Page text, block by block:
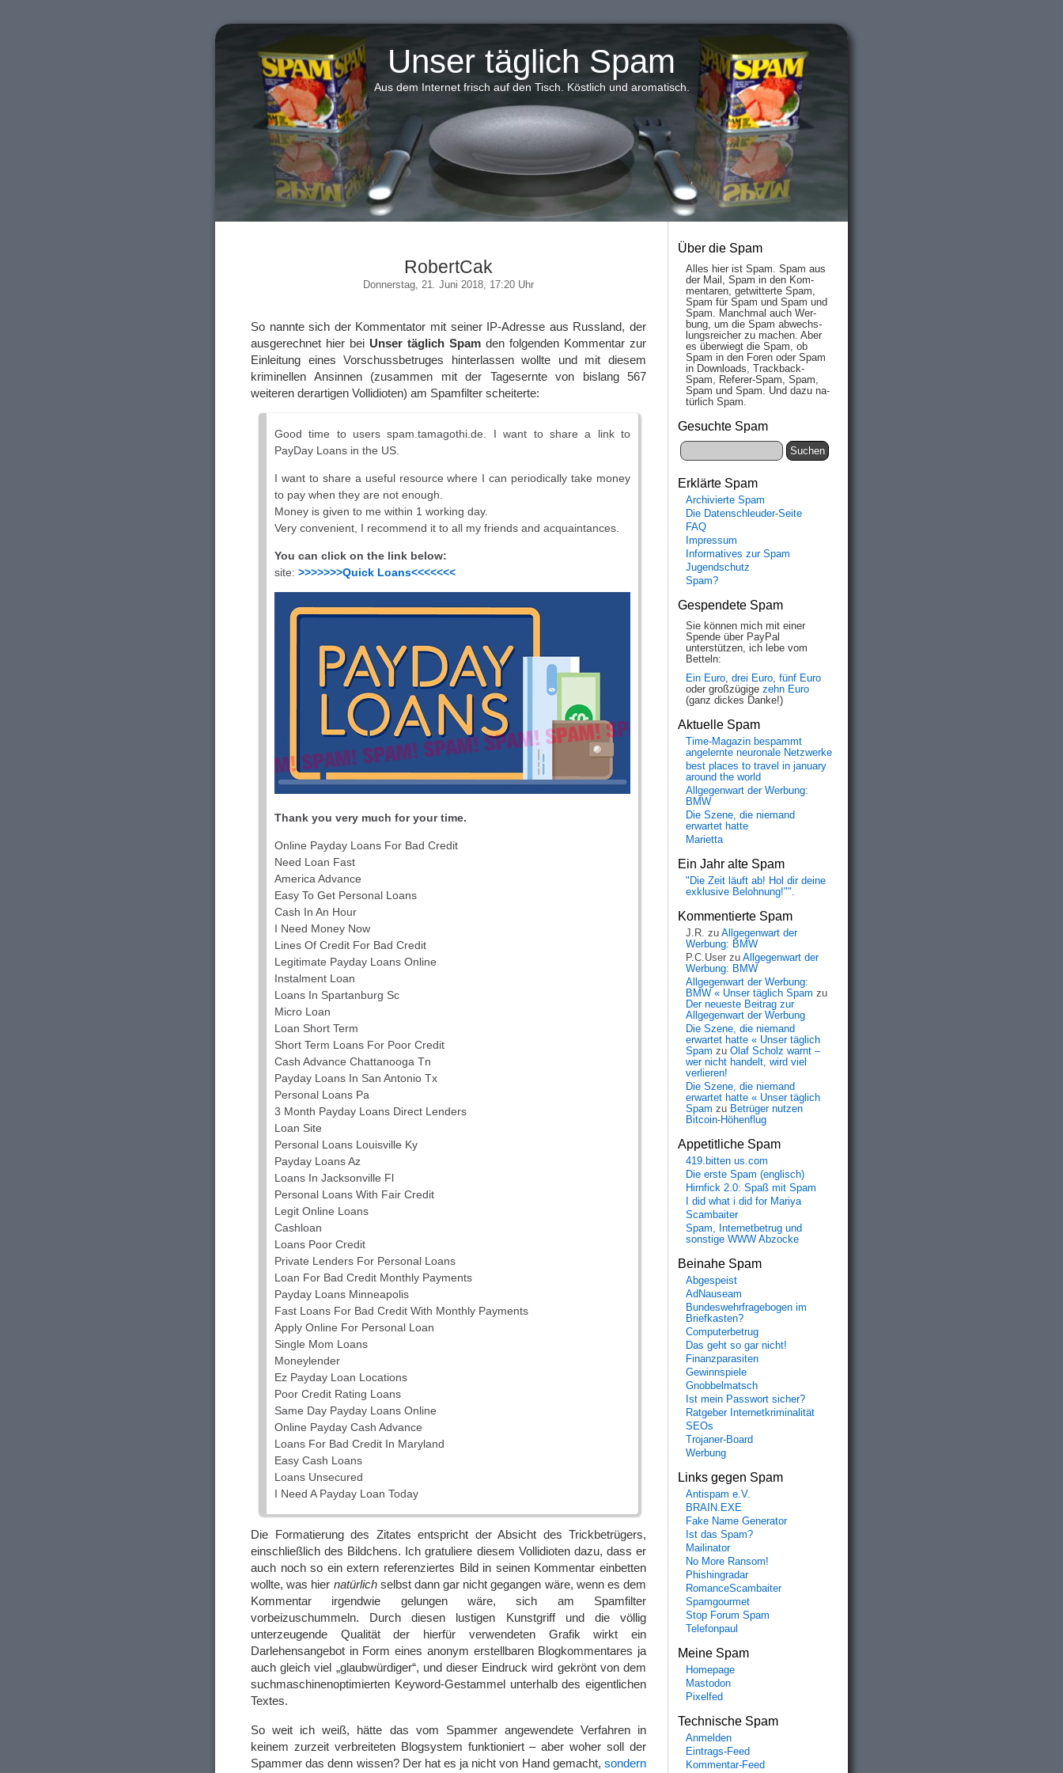
Unser täglich Spam
Aus dem Internet frisch auf den Tisch. Köstlich und aromatisch.
RobertCak
Donnerstag, 21. Juni 2018, 17:20 Uhr
So nannte sich der Kommentator mit seiner IP-Adresse aus Russland, der
ausgerechnet hier bei Unser täglich Spam den folgenden Kommentar zur
Einleitung eines Vorschussbetruges hinterlassen wollte und mit diesem
kriminellen Ansinnen (zusammen mit der Tagesernte von bislang 567
weiteren derartigen Vollidioten) am Spamfilter scheiterte:
Good time to users spam.tamagothi.de. I want to share a link to
PayDay Loans in the US.
I want to share a useful resource where I can periodically take money
to pay when they are not enough.
Money is given to me within 1 working day.
Very convenient, I recommend it to all my friends and acquaintances.
You can click on the link below:
site: >>>>>>>Quick Loans<<<<<<<
Thank you very much for your time.
Online Payday Loans For Bad Credit
Need Loan Fast
America Advance
Easy To Get Personal Loans
Cash In An Hour
I Need Money Now
Lines Of Credit For Bad Credit
Legitimate Payday Loans Online
Instalment Loan
Loans In Spartanburg Sc
Micro Loan
Loan Short Term
Short Term Loans For Poor Credit
Cash Advance Chattanooga Tn
Payday Loans In San Antonio Tx
Personal Loans Pa
3 Month Payday Loans Direct Lenders
Loan Site
Personal Loans Louisville Ky
Payday Loans Az
Loans In Jacksonville Fl
Personal Loans With Fair Credit
Legit Online Loans
Cashloan
Loans Poor Credit
Private Lenders For Personal Loans
Loan For Bad Credit Monthly Payments
Payday Loans Minneapolis
Fast Loans For Bad Credit With Monthly Payments
Apply Online For Personal Loan
Single Mom Loans
Moneylender
Ez Payday Loan Locations
Poor Credit Rating Loans
Same Day Payday Loans Online
Online Payday Cash Advance
Loans For Bad Credit In Maryland
Easy Cash Loans
Loans Unsecured
I Need A Payday Loan Today
Die Formatierung des Zitates entspricht der Absicht des Trickbetrügers,
einschließlich des Bildchens. Ich gratuliere diesem Vollidioten dazu, dass er
auch noch so ein extern referenziertes Bild in seinen Kommentar einbetten
wollte, was hier natürlichselbst dann gar nicht gegangen wäre, wenn es dem
Kommentar irgendwie gelungen wäre, sich am Spamfilter
vorbeizuschummeln. Durch diesen lustigen Kunstgriff und die völlig
unterzeugende Qualität der hierfür verwendeten Grafik wirkt ein
Darlehensangebot in Form eines anonym erstellbaren Blogkommentares ja
auch gleich viel „glaubwürdiger“, und dieser Eindruck wird gekrönt von dem
suchmaschinenoptimierten Keyword-Gestammel unterhalb des eigentlichen
Textes.
So weit ich weiß, hätte das vom Spammer angewendete Verfahren in
keinem zurzeit verbreiteten Blogsystem funktioniert – aber woher soll der
Spammer das denn wissen? Der hat es ja nicht von Hand gemacht, sondern
Über die Spam
Alles hier ist Spam. Spam aus
der Mail, Spam in den Kom­
men­taren, ge­twit­ter­te Spam,
Spam für Spam und Spam und
Spam. Manch­mal auch Wer­
bung, um die Spam ab­wechs­
lungs­reich­er zu mach­en. Aber
es über­wiegt die Spam, ob
Spam in den Fo­ren oder Spam
in Down­loads, Track­back-
Spam, Re­fe­rer-Spam, Spam,
Spam und Spam. Und da­zu na­
tür­lich Spam.
Gesuchte Spam
Erklärte Spam
Archivierte Spam
Die Datenschleuder-Seite
FAQ
Impressum
Informatives zur Spam
Jugendschutz
Spam?
Gespendete Spam
Sie können mich mit einer
Spende über PayPal
unterstützen, ich lebe vom
Betteln:
Ein Euro, drei Euro, fünf Euro
oder großzügige zehn Euro
(ganz dickes Danke!)
Aktuelle Spam
Time-Magazin bespammt
angelernte neuronale Netzwerke
best places to travel in january
around the world
Allgegenwart der Werbung:
BMW
Die Szene, die niemand
erwartet hatte
Marietta
Ein Jahr alte Spam
"Die Zeit läuft ab! Hol dir deine
exklusive Belohnung!"".
Kommentierte Spam
J.R. zu Allgegenwart der
Werbung: BMW
P.C.User zu Allgegenwart der
Werbung: BMW
Allgegenwart der Werbung:
BMW « Unser täglich Spam zu
Der neueste Beitrag zur
Allgegenwart der Werbung
Die Szene, die niemand
erwartet hatte « Unser täglich
Spam zu Olaf Scholz warnt –
wer nicht handelt, wird viel
verlieren!
Die Szene, die niemand
erwartet hatte « Unser täglich
Spam zu Betrüger nutzen
Bitcoin-Höhenflug
Appetitliche Spam
419.bitten us.com
Die erste Spam (englisch)
Hirnfick 2.0: Spaß mit Spam
I did what i did for Mariya
Scambaiter
Spam, Internetbetrug und
sonstige WWW Abzocke
Beinahe Spam
Abgespeist
AdNauseam
Bundeswehrfragebogen im
Briefkasten?
Computerbetrug
Das geht so gar nicht!
Finanzparasiten
Gewinnspiele
Gnobbelmatsch
Ist mein Passwort sicher?
Ratgeber Internetkriminalität
SEOs
Trojaner-Board
Werbung
Links gegen Spam
Antispam e.V.
BRAIN.EXE
Fake Name Generator
Ist das Spam?
Mailinator
No More Ransom!
Phishingradar
RomanceScambaiter
Spamgourmet
Stop Forum Spam
Telefonpaul
Meine Spam
Homepage
Mastodon
Pixelfed
Technische Spam
Anmelden
Eintrags-Feed
Kommentar-Feed